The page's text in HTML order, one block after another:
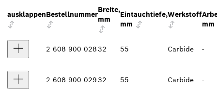
ausklappenBestellnummer
Breite,
mm
Eintauchtiefe,
mm
Werkstoff
mm
2 608 900 02832 55 Carbide -
2 608 900 02932 55 Carbide -